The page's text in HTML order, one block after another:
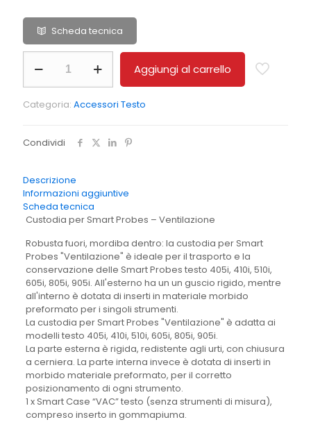
Scheda tecnica
per
Kit
quantità
Aggiungi al carrello
Categoria: Accessori Testo
Condividi
Descrizione
Informazioni aggiuntive
Scheda tecnica
Custodia per Smart Probes – Ventilazione
Robusta fuori, mordiba dentro: la custodia per Smart
Probes "Ventilazione" è ideale per il trasporto e la
conservazione delle Smart Probes testo 405i, 410i, 510i,
605i, 805i, 905i. All'esterno ha un un guscio rigido, mentre
all'interno è dotata di inserti in materiale morbido
preformato per i singoli strumenti.
La custodia per Smart Probes "Ventilazione" è adatta ai
modelli testo 405i, 410i, 510i, 605i, 805i, 905i.
La parte esterna è rigida, redistente agli urti, con chiusura
a cerniera. La parte interna invece è dotata di inserti in
morbido materiale preformato, per il corretto
posizionamento di ogni strumento.
1 x Smart Case “VAC” testo (senza strumenti di misura),
compreso inserto in gommapiuma.